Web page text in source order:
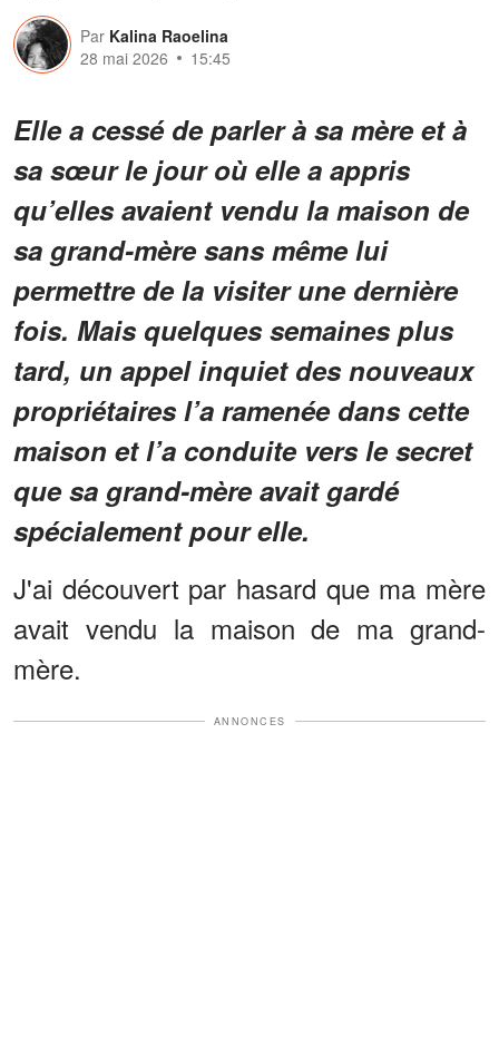
Par Kalina Raoelina
28 mai 2026
15:45
Elle a cessé de parler à sa mère et à
sa sœur le jour où elle a appris
qu’elles avaient vendu la maison de
sa grand-mère sans même lui
permettre de la visiter une dernière
fois. Mais quelques semaines plus
tard, un appel inquiet des nouveaux
propriétaires l’a ramenée dans cette
maison et l’a conduite vers le secret
que sa grand-mère avait gardé
spécialement pour elle.
J'ai découvert par hasard que ma mère
avait vendu la maison de ma grand-
mère.
ANNONCES